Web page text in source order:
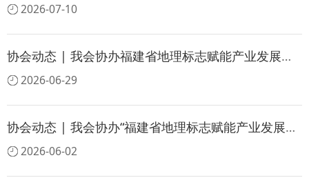
2026-07-10
协会动态 | 我会协办福建省地理标志赋能产业发展交流暨宣传推介活动（宁德专场)
2026-06-29
协会动态 | 我会协办“福建省地理标志赋能产业发展交流会（南平场）”
2026-06-02